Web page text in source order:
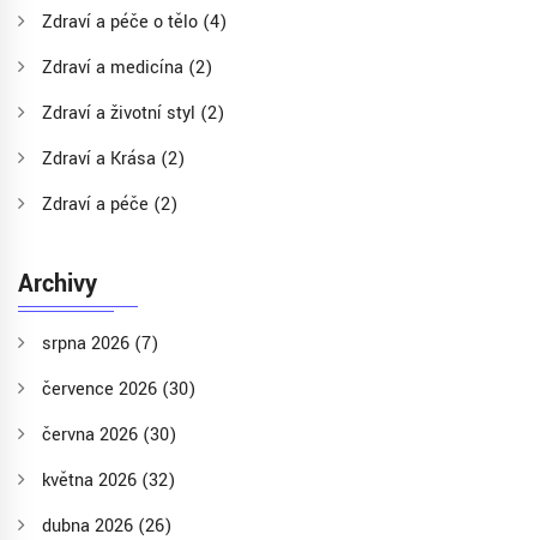
Zdraví a péče o tělo (4)
Zdraví a medicína (2)
Zdraví a životní styl (2)
Zdraví a Krása (2)
Zdraví a péče (2)
Archivy
srpna 2026 (7)
července 2026 (30)
června 2026 (30)
května 2026 (32)
dubna 2026 (26)